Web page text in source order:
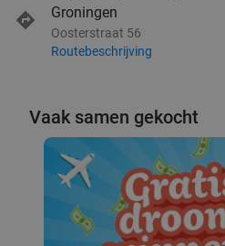
Groningen
Oosterstraat 56
Routebeschrijving
Vaak samen gekocht